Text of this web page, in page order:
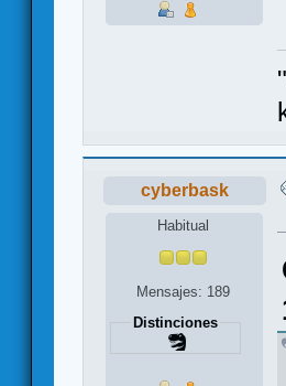
cyberbask
Habitual
Mensajes: 189
Distinciones